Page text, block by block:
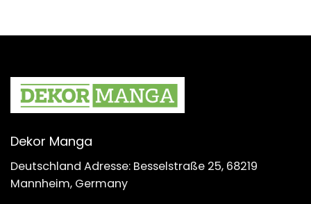
Dekor Manga
Deutschland Adresse: Besselstraße 25, 68219
Mannheim, Germany